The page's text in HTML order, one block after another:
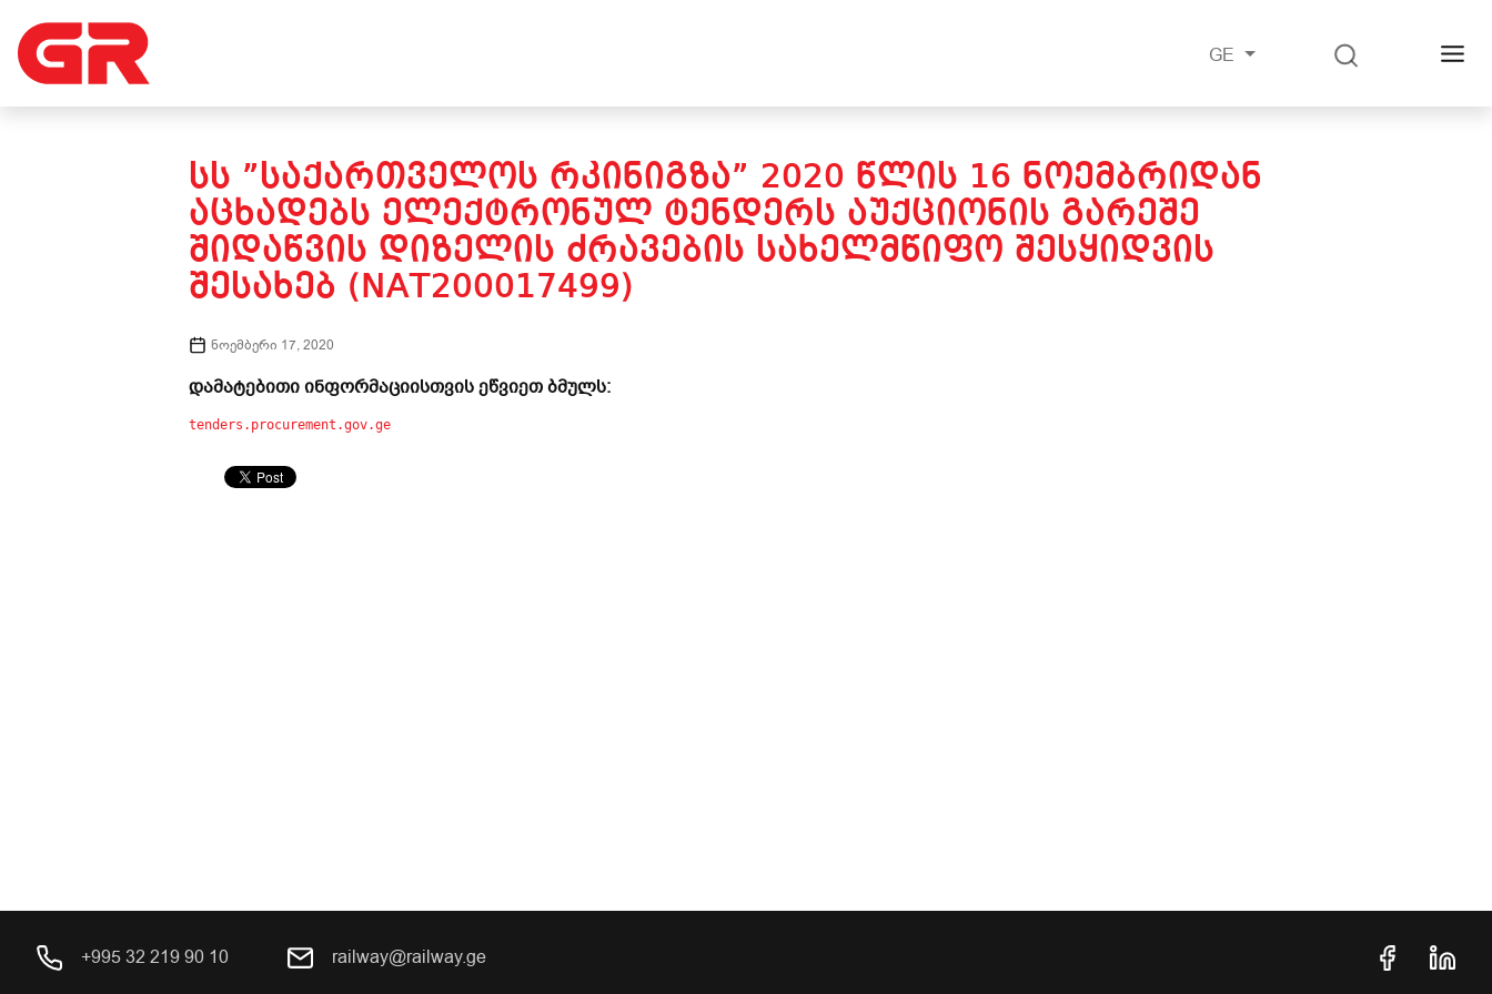
GE
ᲡᲡ ”ᲡᲐᲥᲐᲠᲗᲕᲔᲚᲝᲡ ᲠᲙᲘᲜᲘᲒᲖᲐ” 2020 ᲬᲚᲘᲡ 16 ᲜᲝᲔᲛᲑᲠᲘᲓᲐᲜ
ᲐᲪᲮᲐᲓᲔᲑᲡ ᲔᲚᲔᲥᲢᲠᲝᲜᲣᲚ ᲢᲔᲜᲓᲔᲠᲡ ᲐᲣᲥᲪᲘᲝᲜᲘᲡ ᲒᲐᲠᲔᲨᲔ
ᲨᲘᲓᲐᲬᲕᲘᲡ ᲓᲘᲖᲔᲚᲘᲡ ᲫᲠᲐᲕᲔᲑᲘᲡ ᲡᲐᲮᲔᲚᲛᲬᲘᲤᲝ ᲨᲔᲡᲧᲘᲓᲕᲘᲡ
ᲨᲔᲡᲐᲮᲔᲑ (NAT200017499)
ნოემბერი 17, 2020
დამატებითი ინფორმაციისთვის ეწვიეთ ბმულს:
tenders.procurement.gov.ge
+995 32 219 90 10 railway@railway.ge